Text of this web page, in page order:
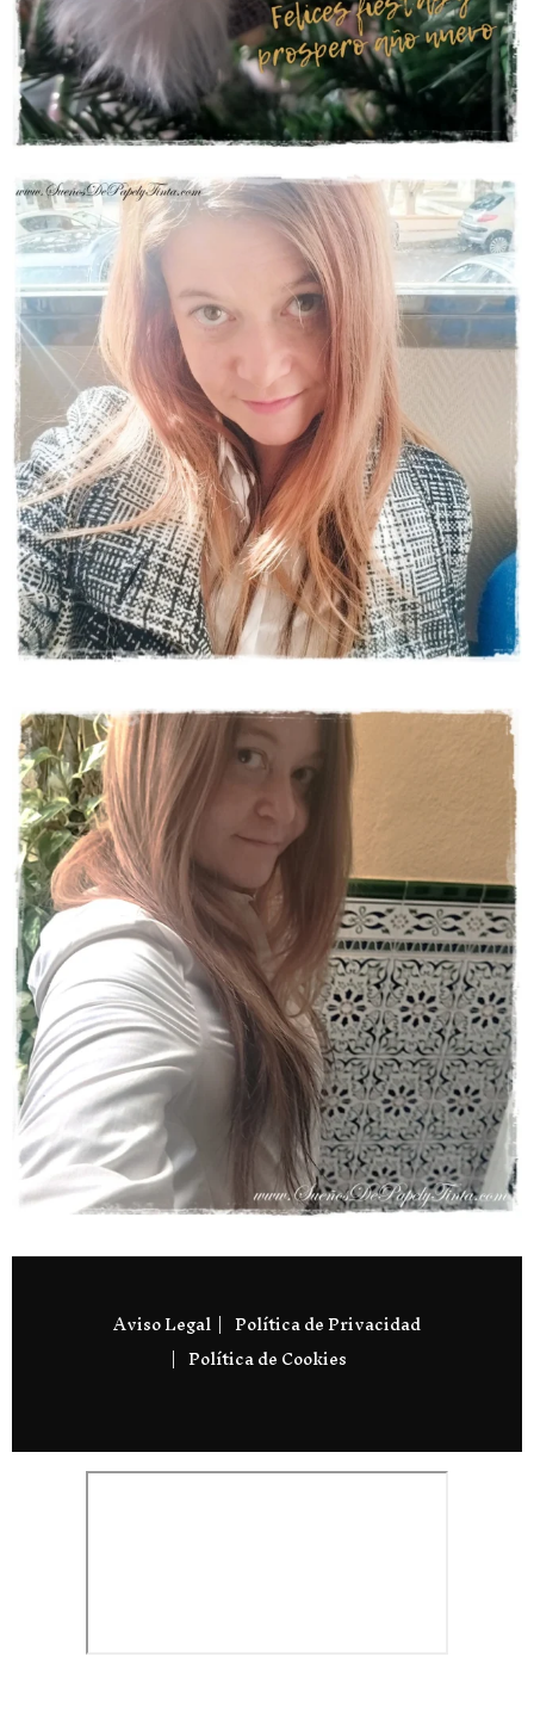
Aviso Legal
Política de Privacidad
Política de Cookies